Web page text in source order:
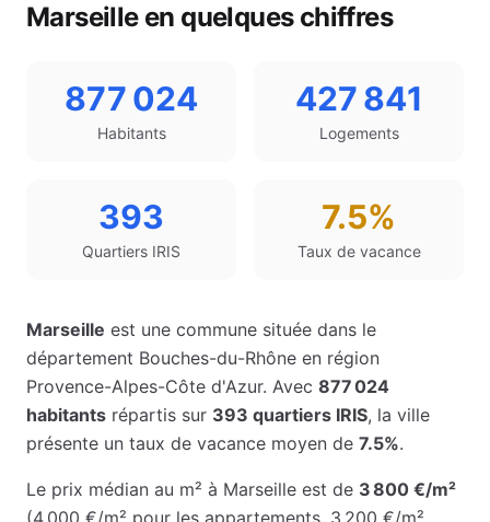
Marseilleen quelques chiffres
877 024
Habitants
427 841
Logements
393
Quartiers IRIS
7.5%
Taux de vacance
Marseille est une commune située dans le
département Bouches-du-Rhône en région
Provence-Alpes-Côte d'Azur. Avec 877 024
habitants répartis sur 393 quartiers IRIS, la ville
présente un taux de vacance moyen de 7.5%.
Le prix médian au m² à Marseille est de 3 800 €/m²
(4 000 €/m² pour les appartements, 3 200 €/m²